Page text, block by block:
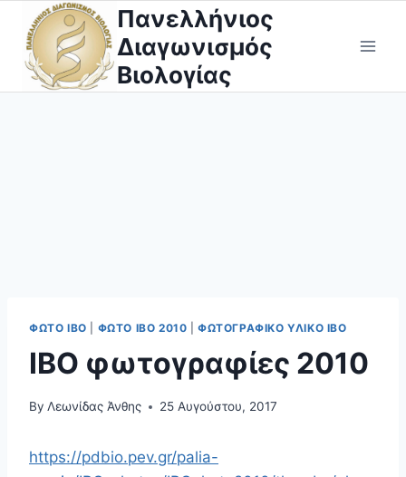
content
Πανελλήνιος
Διαγωνισμός
Βιολογίας
ΦΩΤΟ IBO ΦΩΤΟ ΙΒΟ 2010 |ΦΩΤΟΓΡΑΦΙΚΌ ΥΛΙΚΌ ΙΒΟ
IBO φωτογραφίες 2010
By Λεωνίδας Άνθης 25 Αυγούστου, 2017
https://pdbio.pev.gr/palia-